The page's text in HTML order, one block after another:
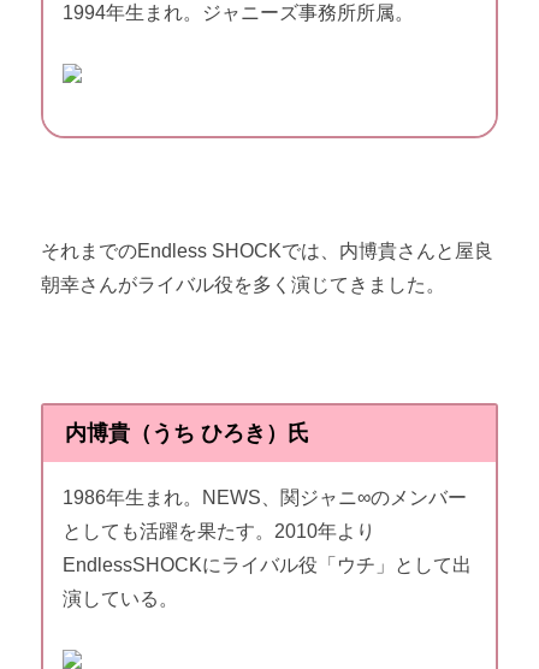
1994年生まれ。ジャニーズ事務所所属。
それまでのEndless SHOCKでは、内博貴さんと屋良
朝幸さんがライバル役を多く演じてきました。
内博貴（うち ひろき）氏
1986年生まれ。NEWS、関ジャニ∞のメンバー
としても活躍を果たす。2010年より
EndlessSHOCKにライバル役「ウチ」として出
演している。